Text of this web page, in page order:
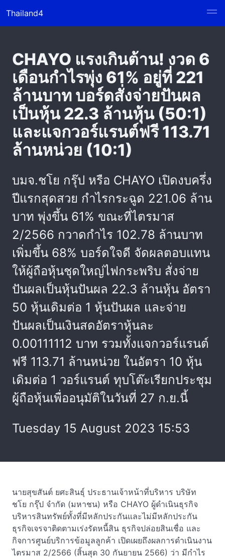
Thailand4
CHAYO แรงเกินต้าน! งวด 6
เดือนกำไรพุ่ง 61% อยู่ที่ 221
ล้านบาท บอร์ดสั่งจ่ายปันผล
เป็นหุ้น 22.3 ล้านหุ้น (50:1)
และแจกวอร์แรนต์ฟรี 113.71
ล้านหน่วย (10:1)
บมจ.ชโย กรุ๊ป หรือ CHAYO เปิดงบครึ่ง
ปีแรกสุดสวย กำไรกระฉูด 221.06 ล้าน
บาท พุ่งขึ้น 61% ขณะที่ไตรมาส
2/2566 กวาดกำไร 102.78 ล้านบาท
เพิ่มขึ้น 68% บอร์ดใจดี จัดผลตอบแทน
ให้ผู้ถือหุ้นชุดใหญ่ไฟกระพริบ สั่งจ่าย
ปันผลเป็นหุ้นปันผล 22.3 ล้านหุ้น อัตรา
50 หุ้นเดิมต่อ 1 หุ้นปันผล และจ่าย
ปันผลเป็นเงินสดอัตราหุ้นละ
0.00111112 บาท รวมทั้งแจกวอร์แรนต์
ฟรี 113.71 ล้านหน่วย ในอัตรา 10 หุ้น
เดิมต่อ 1 วอร์แรนต์ ทุบโต๊ะเรียกประชุม
ผู้ถือหุ้นเพื่ออนุมัติในวันที่ 27 ก.ย.นี้
Tuesday 15 August 2023 15:53
นายสุขสันต์ ยศะสินธุ์ ประธานเจ้าหน้าที่บริหาร บริษัท
ชโย กรุ๊ป จำกัด (มหาชน) หรือ CHAYO ผู้ดำเนินธุรกิจ
บริหารสินทรัพย์ทั้งที่มีหลักประกันและไม่มีหลักประกัน
ธุรกิจเจรจาติดตามเร่งรัดหนี้สิน ธุรกิจปล่อยสินเชื่อ และ
กิจการศูนย์บริการข้อมูลลูกค้า เปิดเผยถึงผลการดำเนินงาน
ไตรมาส 2/2566 (สิ้นสุด 30 กันยายน 2566) ว่า มีกำไร